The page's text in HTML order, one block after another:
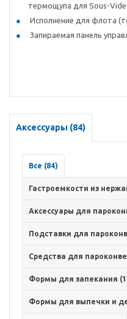
термощупа для Sous-Vide.
Исполнение для флота
Запираемая панель
Аксессуары (84)
Все (84)
Гастроемкости из
Аксессуары для
Подставки для
Средства для
Формы для запекания
Формы для выпечки и